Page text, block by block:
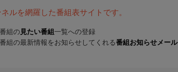
ルを網羅した番組表サイトです。
組の 見たい番組 一覧への登録
組の最新情報をお知らせしてくれる番組お知らせメール